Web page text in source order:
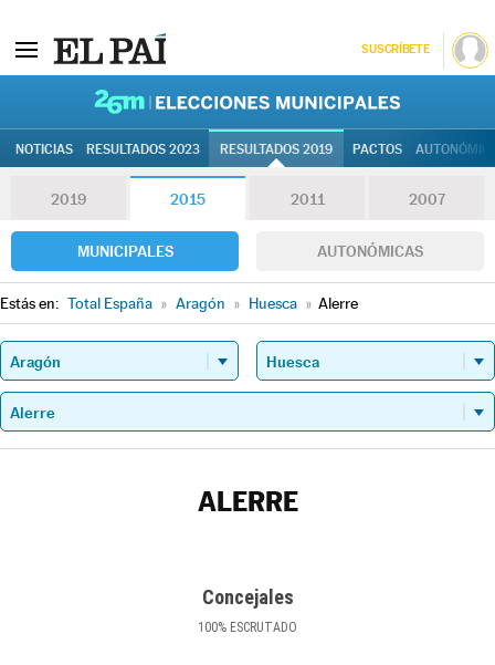
SUSCRÍBETE
NOTICIAS RESULTADOS 2023 RESULTADOS 2019 PACTOS
2019 2015 2011 2007
MUNICIPALES AUTONÓMICAS
Estás en: Total España » Aragón » Huesca » Alerre
ALERRE
Concejales
100% ESCRUTADO